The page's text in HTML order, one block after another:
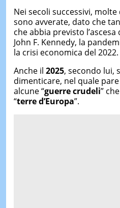
Nei secoli successivi,
sono avverate, dato che
che abbia previsto l’ascesa
John F. Kennedy, la
la crisi economica del 2022.
Anche il 2025, secondo lui,
dimenticare, nel quale
alcune “guerre crudeli”
“terre d’Europa”.